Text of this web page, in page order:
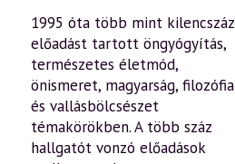
1995 óta több mint kilencszáz
előadást tartott öngyógyítás,
természetes életmód,
önismeret, magyarság, filozófia
és vallásbölcsészet
témakörökben. A több száz
hallgatót vonzó előadások